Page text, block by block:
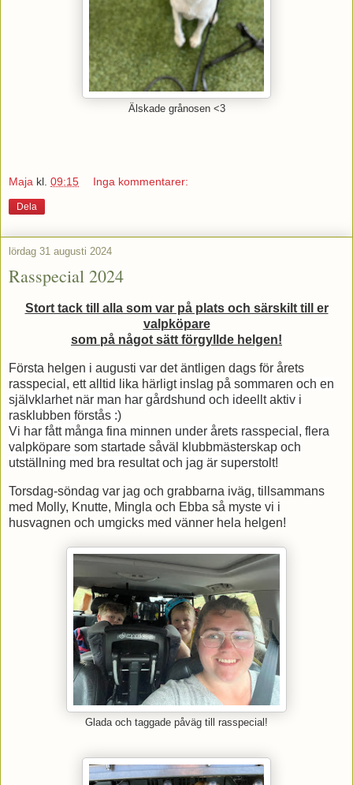
Älskade grånosen <3
Maja kl. 09:15 Inga kommentarer:
Dela
lördag 31 augusti 2024
Rasspecial 2024
Stort tack till alla som var på plats och särskilt till er
valpköpare
som på något sätt förgyllde helgen!
Första helgen i augusti var det äntligen dags för årets
rasspecial, ett alltid lika härligt inslag på sommaren och en
självklarhet när man har gårdshund och ideellt aktiv i
rasklubben förstås :)
Vi har fått många fina minnen under årets rasspecial, flera
valpköpare som startade såväl klubbmästerskap och
utställning med bra resultat och jag är superstolt!
Torsdag-söndag var jag och grabbarna iväg, tillsammans
med Molly, Knutte, Mingla och Ebba så myste vi i
husvagnen och umgicks med vänner hela helgen!
Glada och taggade påväg till rasspecial!